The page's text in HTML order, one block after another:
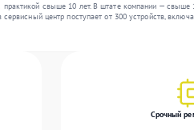
свыше 10 лет. В штате компании —
центр поступает от 300 устройств,
Срочный